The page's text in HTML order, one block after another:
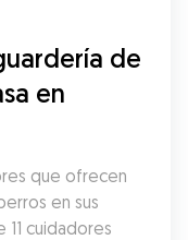
de
en
que ofrecen
en sus
cuidadores